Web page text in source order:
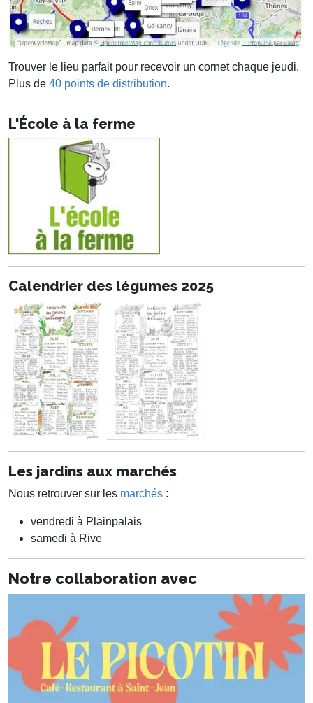
Trouver le lieu parfait pour recevoir un cornet chaque jeudi.
Plus de 40 points de distribution.
L'École à la ferme
Calendrier des légumes 2025
Les jardins aux marchés
Nous retrouver sur les marchés :
vendredi à Plainpalais
samedi à Rive
Notre collaboration avec